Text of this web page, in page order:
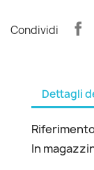
Condividi
Dettagli
In